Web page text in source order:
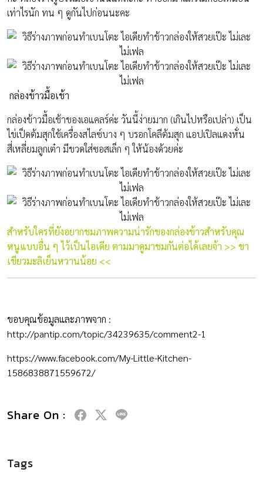
เท่าไรนัก ทน ๆ ดูกันไปก่อนนะคะ
กล่องข้าวมื้อเช้า
กล่องข้าวมื้อเช้าของเอแคลร์ค่ะ วันนี้ง่ายมาก (เกินไปหรือเปล่า) เป็น
ไข่เป็ดต้มสุกใช้เครื่องสไลซ์บาง ๆ บรอกโคลีต้มสุก แอปเปิลแดงหั่น
สี่เหลี่ยมลูกเต๋า มีขวดใส่ซอสเล็ก ๆ ให้น้องด้วยค่ะ
สำหรับใครที่ยังอยากชมภาพความน่ารักของกล่องข้าวสำหรับคุณ
หนูแบบอื่น ๆ ไว้เป็นไอเดีย ตามมาดูมาชมกันต่อได้เลยจ้า >> ชา
เขียวมะลิเย็นหวานน้อย <<
ขอบคุณข้อมูลและภาพจาก :
http://pantip.com/topic/34239635/comment2-1
https://www.facebook.com/My-Little-Kitchen-
1586838871559672/
Share On :
Tags